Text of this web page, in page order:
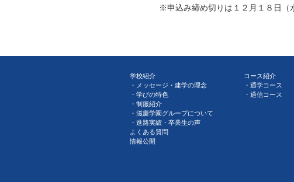
※申込み締め切りは１２月１８日（
学校紹介
メッセージ・建学の理念
学びの特色
制服紹介
滋慶学園グループについて
進路実績・卒業生の声
よくある質問
情報公開
コース紹介
通学コース
通信コース